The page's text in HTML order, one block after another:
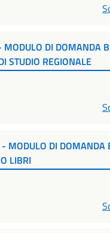
MODULO DI DOMANDA
STUDIO REGIONALE
MODULO DI DOMANDA
LIBRI